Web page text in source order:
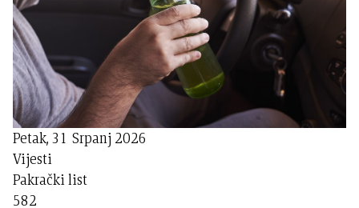
Petak, 31 Srpanj 2026
Vijesti
Pakrački list
582